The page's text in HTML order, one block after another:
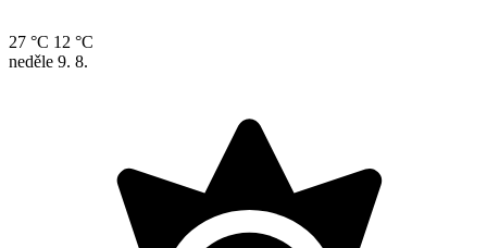
27 °C 12 °C
neděle 9. 8.